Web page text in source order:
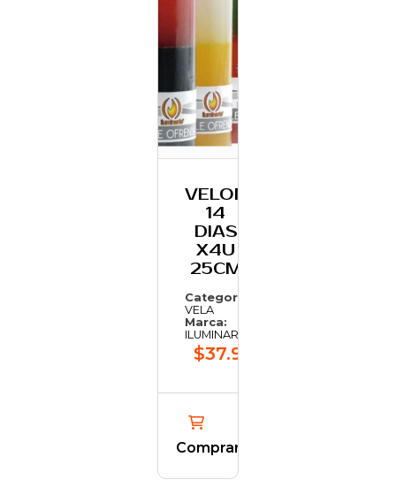
VELON
14
DIAS
X4U
25CM
Categoría:
VELA
Marca:
ILUMINARTE
$37.925,51
Comprar